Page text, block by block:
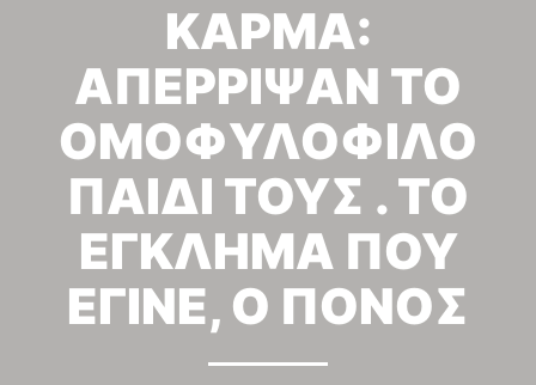
ΚΑΡΜΑ:
ΑΠΕΡΡΙΨΑΝ ΤΟ
ΟΜΟΦΥΛΟΦΙΛΟ
ΠΑΙΔΙ ΤΟΥΣ . ΤΟ
ΕΓΚΛΗΜΑ ΠΟΥ
ΕΓΙΝΕ, Ο ΠΟΝΟΣ